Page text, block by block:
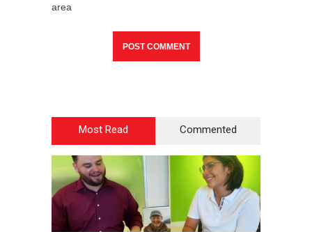
area
Most Read Commented